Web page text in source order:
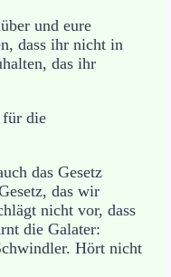
und eure
dass ihr nicht in
das ihr
für die
das Gesetz
das wir
nicht vor, dass
die Galater:
Hört nicht